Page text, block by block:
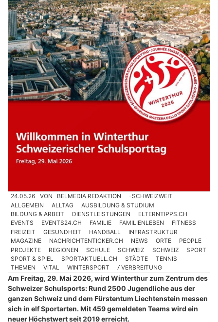
24.05.26 VON BELMEDIA REDAKTION
-SCHWEIZWEIT
ALLGEMEIN
ALLTAG
AUSBILDUNG & STUDIUM
BILDUNG & ARBEIT
DIENSTLEISTUNGEN
ELTERNTIPPS.CH
EVENTS
EVENTS24.CH FAMILIE FAMILIENLEBEN
FITNESS
FREIZEIT
GESUNDHEIT HANDBALL
INFRASTRUKTUR
MAGAZINE
NACHRICHTENTICKER.CH NEWS ORTE
PEOPLE
PROJEKTE
REGIONEN SCHULE SCHWEIZ SCHWEIZ
SPORT
SPORT & SPIEL
SPORTAKTUELL.CH STÄDTE
TENNIS
THEMEN
VITAL WINTERSPORT Ⳇ VERBREITUNG
Am Freitag, 29. Mai 2026, wird Winterthur zum Zentrum des
Schweizer Schulsports: Rund 2500 Jugendliche aus der
ganzen Schweiz und dem Fürstentum Liechtenstein messen
sich in elf Sportarten. Mit 459 gemeldeten Teams wird ein
neuer Höchstwert seit 2019 erreicht.